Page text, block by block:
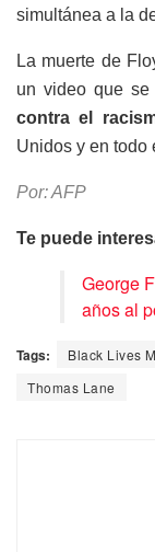
simultánea a la
La muerte de
un video que se
contra el
Unidos y en todo
Por: AFP
Te puede
George
años al
Tags: Black Lives
Thomas Lane